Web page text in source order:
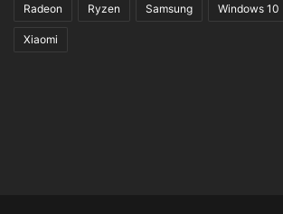
Radeon Ryzen Samsung Windows 10
Xiaomi